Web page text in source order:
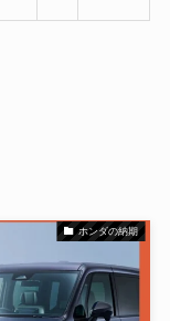
ホンダの納期